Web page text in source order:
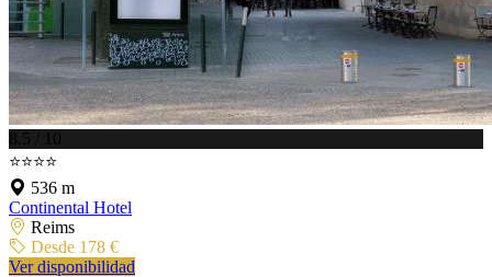
8.5 / 10
⭐⭐⭐⭐
536 m
Continental Hotel
Reims
Desde 178 €
Ver disponibilidad